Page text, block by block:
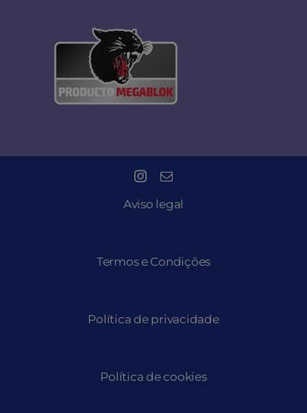
Aviso legal
Termos e Condições
Política de privacidade
Política de cookies